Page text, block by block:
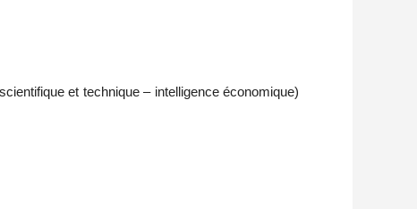
et technique – intelligence économique)